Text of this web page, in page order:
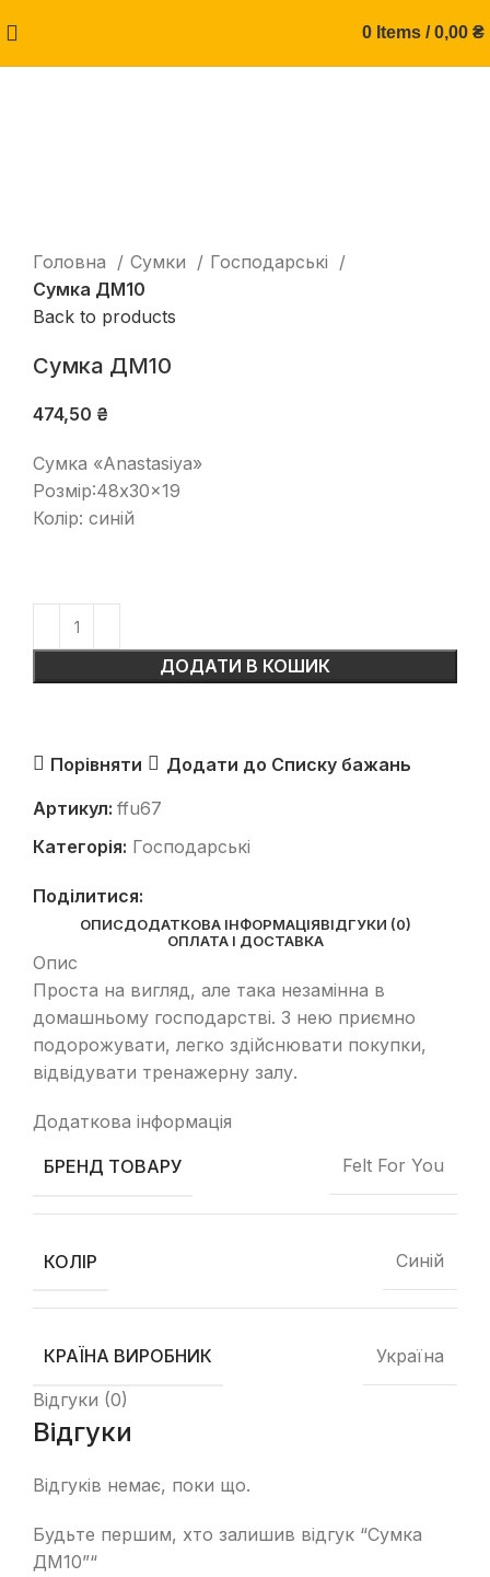
0 Items / 0,00 ₴
Головна Сумки
Господарські
Сумка ДМ10
Back to products
Сумка ДМ10
474,50 ₴
Сумка «Anastasiya»
Розмір:48x30x19
Колір: синій
ДОДАТИ В КОШИК
Порівняти Додати до Списку бажань
Артикул: ffu67
Категорія: Господарські
Поділитися:
ОПИСДОДАТКОВА ІНФОРМАЦІЯВІДГУКИ (0)
ОПЛАТА І ДОСТАВКА
Опис
Проста на вигляд, але така незамінна в
домашньому господарстві. З нею приємно
подорожувати, легко здійснювати покупки,
відвідувати тренажерну залу.
Додаткова інформація
БРЕНД ТОВАРУ Felt For You
КОЛІР Синій
КРАЇНА ВИРОБНИК Україна
Відгуки (0)
Відгуки
Відгуків немає, поки що.
Будьте першим, хто залишив відгук “Сумка
ДМ10”“